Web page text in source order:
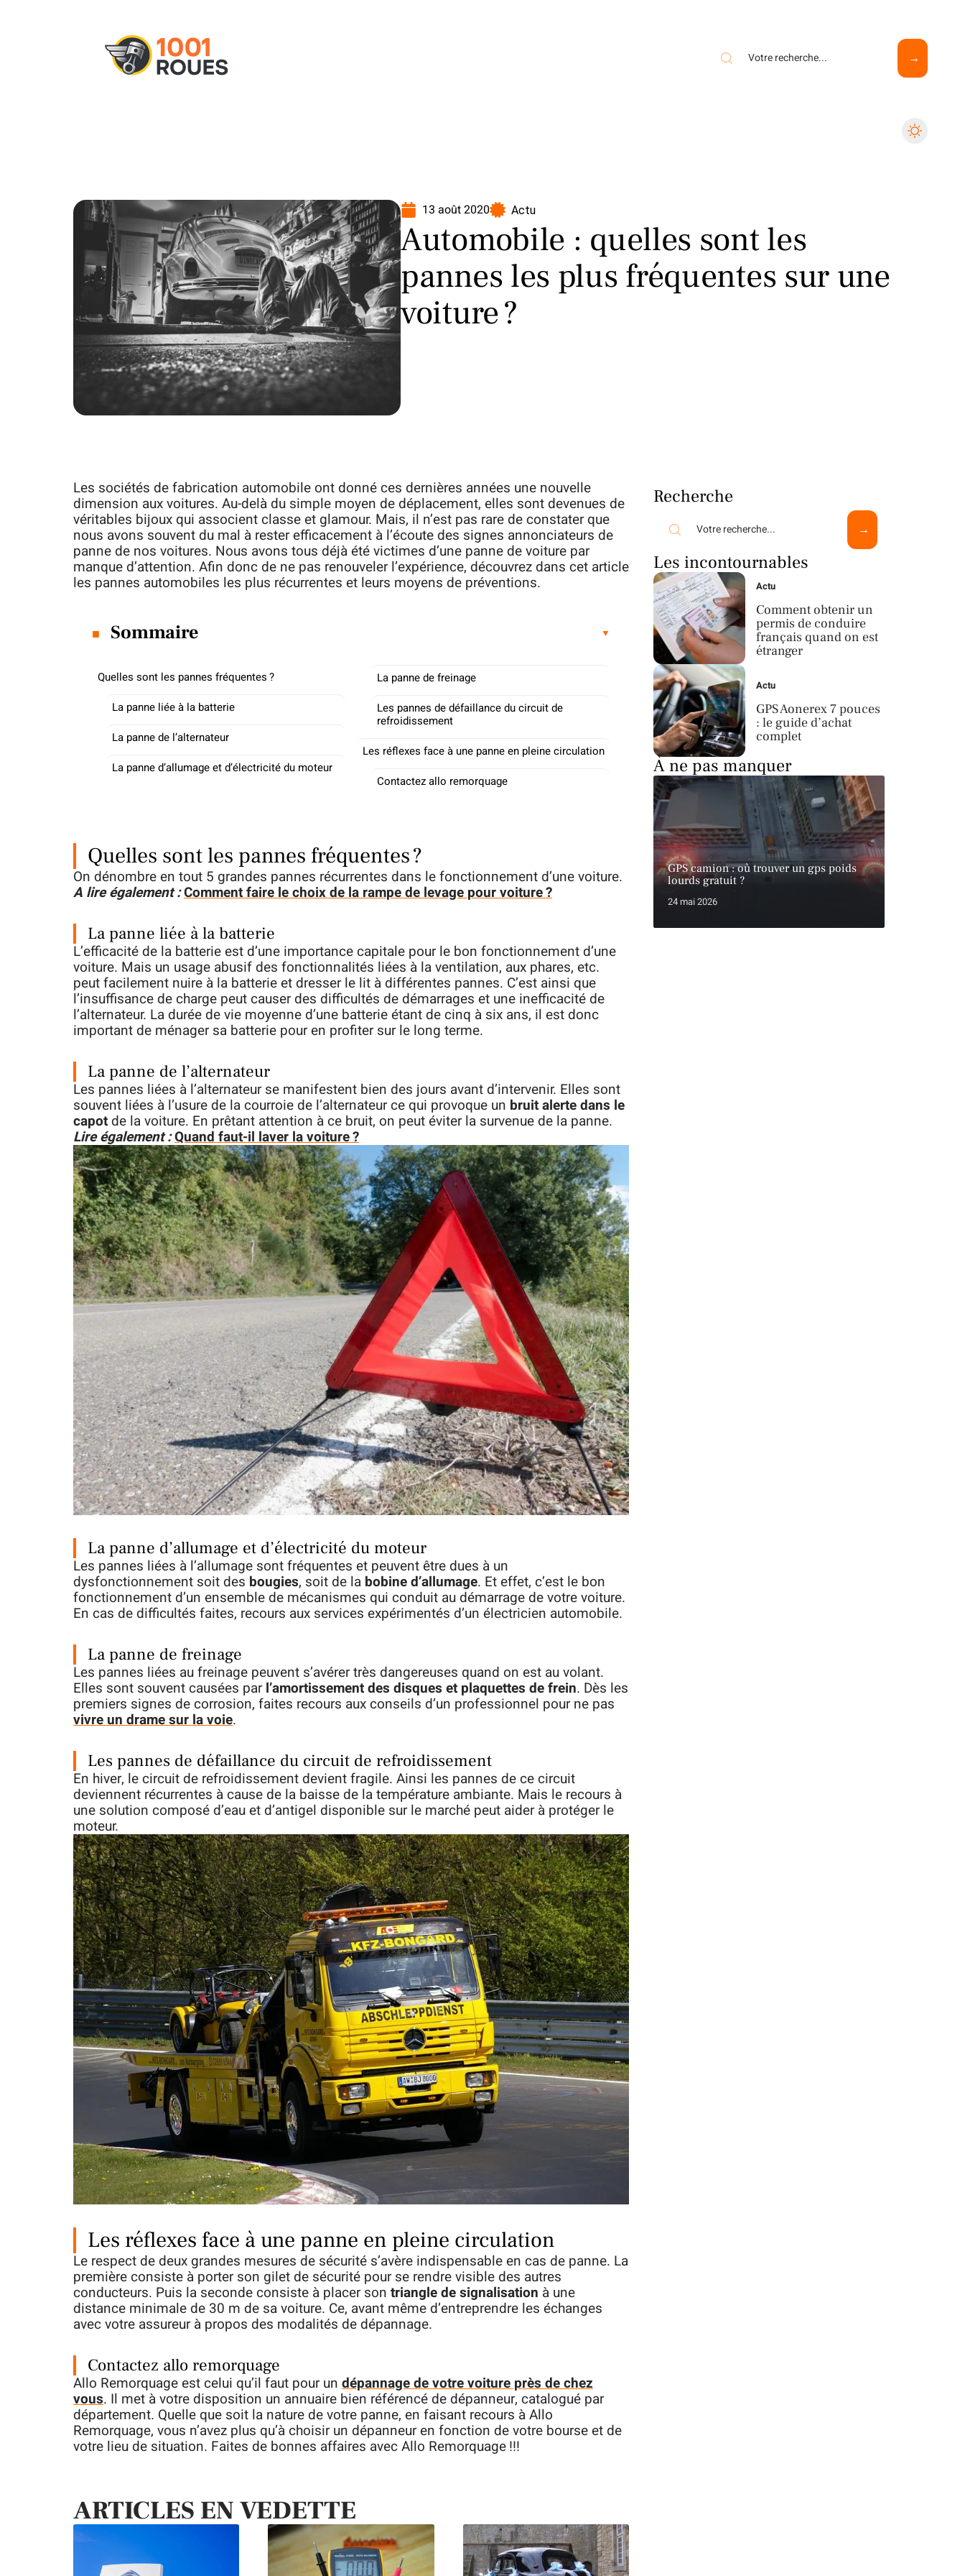
13 août 2020 Actu
Automobile : quelles sont les
pannes les plus fréquentes sur une
voiture ?
Les sociétés de fabrication automobile ont donné ces dernières années une nouvelle
dimension aux voitures. Au-delà du simple moyen de déplacement, elles sont devenues de
véritables bijoux qui associent classe et glamour. Mais, il n’est pas rare de constater que
nous avons souvent du mal à rester efficacement à l’écoute des signes annonciateurs de
panne de nos voitures. Nous avons tous déjà été victimes d’une panne de voiture par
manque d’attention. Afin donc de ne pas renouveler l’expérience, découvrez dans cet article
les pannes automobiles les plus récurrentes et leurs moyens de préventions.
Sommaire
Quelles sont les pannes fréquentes ?
La panne liée à la batterie
La panne de l’alternateur
La panne d’allumage et d’électricité du moteur
La panne de freinage
Les pannes de défaillance du circuit de
refroidissement
Les réflexes face à une panne en pleine circulation
Contactez allo remorquage
Quelles sont les pannes fréquentes ?
On dénombre en tout 5 grandes pannes récurrentes dans le fonctionnement d’une voiture.
A lire également :Comment faire le choix de la rampe de levage pour voiture ?
La panne liée à la batterie
L’efficacité de la batterie est d’une importance capitale pour le bon fonctionnement d’une
voiture. Mais un usage abusif des fonctionnalités liées à la ventilation, aux phares, etc.
peut facilement nuire à la batterie et dresser le lit à différentes pannes. C’est ainsi que
l’insuffisance de charge peut causer des difficultés de démarrages et une inefficacité de
l’alternateur. La durée de vie moyenne d’une batterie étant de cinq à six ans, il est donc
important de ménager sa batterie pour en profiter sur le long terme.
La panne de l’alternateur
Les pannes liées à l’alternateur se manifestent bien des jours avant d’intervenir. Elles sont
souvent liées à l’usure de la courroie de l’alternateur ce qui provoque un bruit alerte dans le
capot de la voiture. En prêtant attention à ce bruit, on peut éviter la survenue de la panne.
Lire également :Quand faut-il laver la voiture ?
La panne d’allumage et d’électricité du moteur
Les pannes liées à l’allumage sont fréquentes et peuvent être dues à un
dysfonctionnement soit des bougies, soit de la bobine d’allumage. Et effet, c’est le bon
fonctionnement d’un ensemble de mécanismes qui conduit au démarrage de votre voiture.
En cas de difficultés faites, recours aux services expérimentés d’un électricien automobile.
La panne de freinage
Les pannes liées au freinage peuvent s’avérer très dangereuses quand on est au volant.
Elles sont souvent causées parl’amortissement des disques et plaquettes de frein. Dès les
premiers signes de corrosion, faites recours aux conseils d’un professionnel pour ne pas
vivre un drame sur la voie.
Les pannes de défaillance du circuit de refroidissement
En hiver, le circuit de refroidissement devient fragile. Ainsi les pannes de ce circuit
deviennent récurrentes à cause de la baisse de la température ambiante. Mais le recours à
une solution composé d’eau et d’antigel disponible sur le marché peut aider à protéger le
moteur.
Les réflexes face à une panne en pleine circulation
Le respect de deux grandes mesures de sécurité s’avère indispensable en cas de panne. La
première consiste à porter son gilet de sécurité pour se rendre visible des autres
conducteurs. Puis la seconde consiste à placer son triangle de signalisation à une
distance minimale de 30 m de sa voiture. Ce, avant même d’entreprendre les échanges
avec votre assureur à propos des modalités de dépannage.
Contactez allo remorquage
Allo Remorquage est celui qu’il faut pour un dépannage de votre voiture près de chez
vous. Il met à votre disposition un annuaire bien référencé de dépanneur, catalogué par
département. Quelle que soit la nature de votre panne, en faisant recours à Allo
Remorquage, vous n’avez plus qu’à choisir un dépanneur en fonction de votre bourse et de
votre lieu de situation. Faites de bonnes affaires avec Allo Remorquage !!!
ARTICLES EN VEDETTE
Recherche
Les incontournables
Actu
Comment obtenir un
permis de conduire
français quand on est
étranger
Actu
GPS Aonerex 7 pouces
: le guide d’achat
complet
À ne pas manquer
GPS camion : où trouver un gps poids
lourds gratuit ?
24 mai 2026